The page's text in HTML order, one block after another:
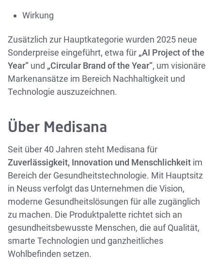
Wirkung
Zusätzlich zur Hauptkategorie wurden 2025 neue
Sonderpreise eingeführt, etwa für „AI Project of the
Year“ und „Circular Brand of the Year“, um visionäre
Markenansätze im Bereich Nachhaltigkeit und
Technologie auszuzeichnen.
Über Medisana
Seit über 40 Jahren steht Medisana für
Zuverlässigkeit, Innovation und Menschlichkeit im
Bereich der Gesundheitstechnologie. Mit Hauptsitz
in Neuss verfolgt das Unternehmen die Vision,
moderne Gesundheitslösungen für alle zugänglich
zu machen. Die Produktpalette richtet sich an
gesundheitsbewusste Menschen, die auf Qualität,
smarte Technologien und ganzheitliches
Wohlbefinden setzen.